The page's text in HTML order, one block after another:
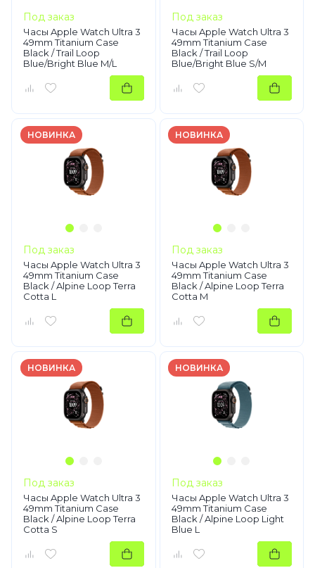
Под заказ
Часы Apple Watch Ultra 3
49mm Titanium Case
Black / Trail Loop
Blue/Bright Blue M/L
Под заказ
Часы Apple Watch Ultra 3
49mm Titanium Case
Black / Trail Loop
Blue/Bright Blue S/M
НОВИНКА
Под заказ
Часы Apple Watch Ultra 3
49mm Titanium Case
Black / Alpine Loop Terra
Cotta L
НОВИНКА
Под заказ
Часы Apple Watch Ultra 3
49mm Titanium Case
Black / Alpine Loop Terra
Cotta M
НОВИНКА
Под заказ
Часы Apple Watch Ultra 3
49mm Titanium Case
Black / Alpine Loop Terra
Cotta S
НОВИНКА
Под заказ
Часы Apple Watch Ultra 3
49mm Titanium Case
Black / Alpine Loop Light
Blue L